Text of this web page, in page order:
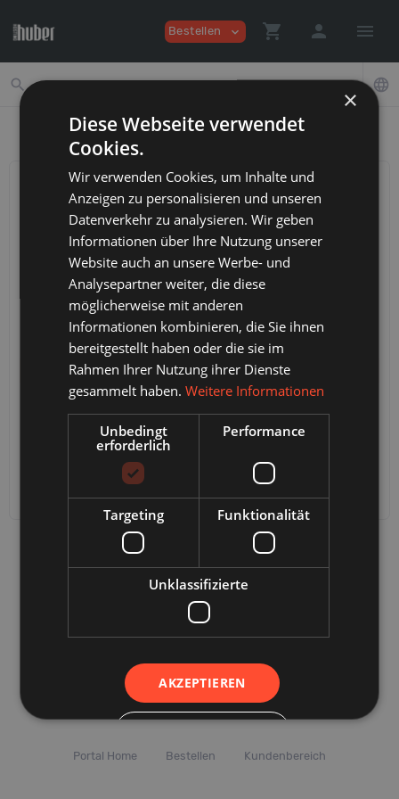
Bestellen expand_more shopping_cart person menu
search language
Nur registrierte Kunden
Sie müssen sich anmelden, um auf diese Seite zuzugreifen. Diese
Anmeldedaten unterscheiden sich von Ihrem Benutzernamen
und Passwort für das Website-Control-Panel.
E-Mail Adresse
Haben Sie Ihr Passwort
Konto erstellen
Senden
© 2026 Huber Web Media GmbH
Portal Home Bestellen Kundenbereich
×
Diese Webseite verwendet
Cookies.
Wir verwenden Cookies, um Inhalte und
Anzeigen zu personalisieren und unseren
Datenverkehr zu analysieren. Wir geben
Informationen über Ihre Nutzung unserer
Website auch an unsere Werbe- und
Analysepartner weiter, die diese
möglicherweise mit anderen
Informationen kombinieren, die Sie ihnen
bereitgestellt haben oder die sie im
Rahmen Ihrer Nutzung ihrer Dienste
gesammelt haben.Weitere Informationen
Unbedingt
erforderlich
Performance
Targeting Funktionalität
Unklassifizierte
AKZEPTIEREN